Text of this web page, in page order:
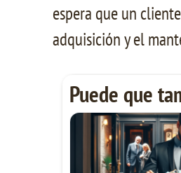
espera que un
adquisición y el
Puede que